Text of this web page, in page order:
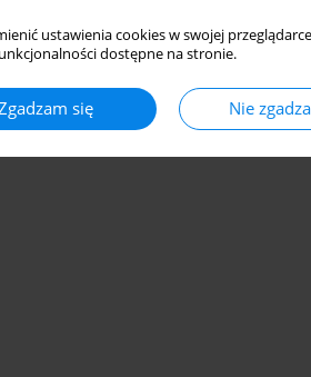
ustawienia cookies w swojej
dostępne na stronie.
się Nie